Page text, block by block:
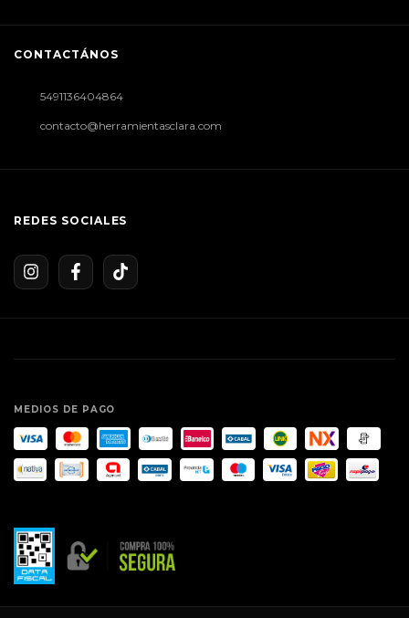
CONTACTÁNOS
5491136404864
contacto@herramientasclara.com
REDES SOCIALES
MEDIOS DE PAGO